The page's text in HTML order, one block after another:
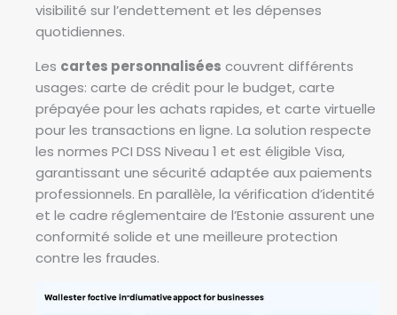
visibilité sur l’endettement et les dépenses
quotidiennes.
Les cartes personnalisées couvrent différents
usages: carte de crédit pour le budget, carte
prépayée pour les achats rapides, et carte virtuelle
pour les transactions en ligne. La solution respecte
les normes PCI DSS Niveau 1 et est éligible Visa,
garantissant une sécurité adaptée aux paiements
professionnels. En parallèle, la vérification d’identité
et le cadre réglementaire de l’Estonie assurent une
conformité solide et une meilleure protection
contre les fraudes.